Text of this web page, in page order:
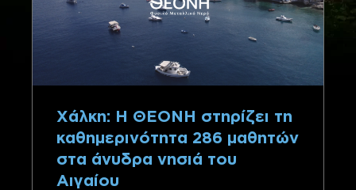
Χάλκη: Η ΘΕΟΝΗ στηρίζει τη
καθημερινότητα 286 μαθητών
στα άνυδρα νησιά του
Αιγαίου